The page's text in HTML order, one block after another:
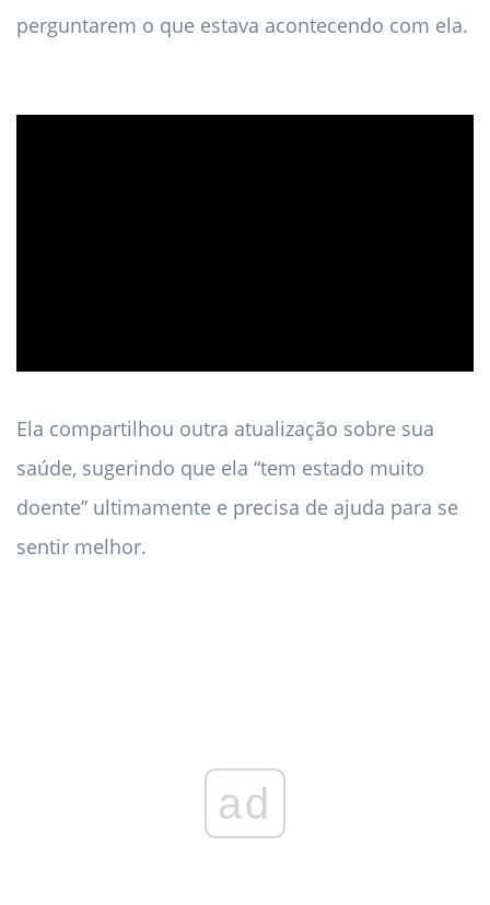
perguntarem o que estava acontecendo com ela.
Ela compartilhou outra atualização sobre sua
saúde, sugerindo que ela “tem estado muito
doente” ultimamente e precisa de ajuda para se
sentir melhor.
ad